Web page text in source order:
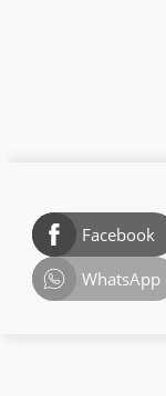
Facebook
WhatsApp